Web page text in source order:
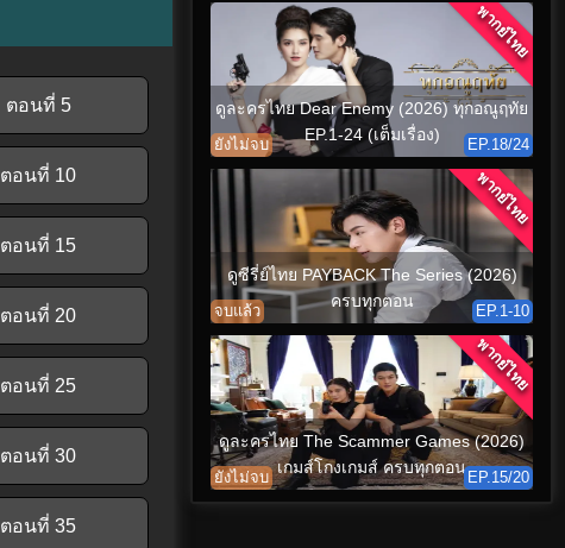
ตอนที่ 5
ตอนที่ 10
ตอนที่ 15
ตอนที่ 20
ตอนที่ 25
ตอนที่ 30
ตอนที่ 35
ดูละครไทย Dear Enemy (2026) ทุกอณูฤทัย
EP.1-24 (เต็มเรื่อง)
ยังไม่จบ EP.18/24
พากย์ไทย
ดูซีรี่ย์ไทย PAYBACK The Series (2026)
ครบทุกตอน
จบแล้ว EP.1-10
พากย์ไทย
ดูละครไทย The Scammer Games (2026)
เกมส์โกงเกมส์ ครบทุกตอน
ยังไม่จบ EP.15/20
พากย์ไทย